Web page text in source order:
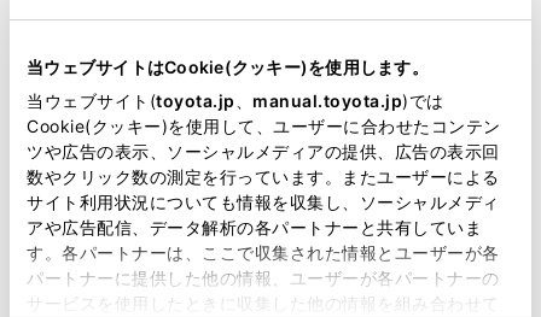
当ウェブサイトはCookie(クッキー)を使用します。
当ウェブサイト(toyota.jp manual.toyota.jp)では
Cookie(クッキー)を使用して、ユーザーに合わせたコンテン
ツや広告の表示、ソーシャルメディアの提供、広告の表示回
数やクリック数の測定を行っています。またユーザーによる
サイト利用状況についても情報を収集し、ソーシャルメディ
アや広告配信、データ解析の各パートナーと共有していま
す。各パートナーは、ここで収集された情報とユーザーが各
パートナーに提供した他の情報、ユーザーが各パートナーの
サービスを使用したときに収集した他の情報を組み合わせて
CBA-NCZ20
全長×全幅 × 全高
4045×1690×1535mm
ホイールベース ※1
2500mm
トレッド前／後
1455/1430mm